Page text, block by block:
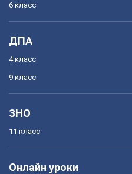
6 класс
ДПА
4 класс
9 класс
ЗНО
11 класс
Онлайн уроки